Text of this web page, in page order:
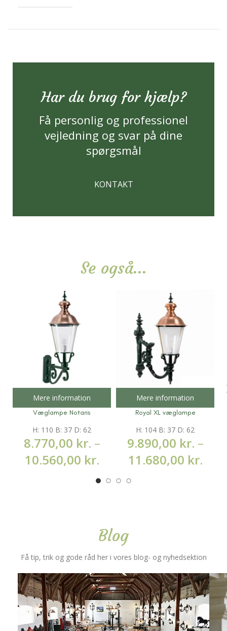
Har du brug for hjælp?
Få personlig og professionel
vejledning og svar på dine
spørgsmål
KONTAKT
Se også...
Mere information
Væglampe Notaris
H: 110 B: 37 D: 62
8.770,00 kr. –
10.560,00 kr.
Mere information
Royal XL væglampe
H: 104 B: 37 D: 62
9.890,00 kr. –
11.680,00 kr.
Blog
Få tip, trik og gode råd her i vores blog- og nyhedsektion